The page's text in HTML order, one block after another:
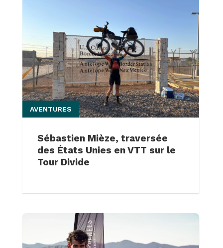
Sébastien Mièze, traversée
des États Unies en VTT sur le
Tour Divide
AVENTURES